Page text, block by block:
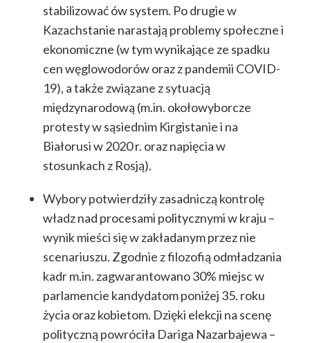
stabilizować ów system. Po drugie w
Kazachstanie narastają problemy społeczne i
ekonomiczne (w tym wynikające ze spadku
cen węglowodorów oraz z pandemii COVID-
19), a także związane z sytuacją
międzynarodową (m.in. okołowyborcze
protesty w sąsiednim Kirgistanie i na
Białorusi w 2020 r. oraz napięcia w
stosunkach z Rosją).
Wybory potwierdziły zasadniczą kontrolę
władz nad procesami politycznymi w kraju –
wynik mieści się w zakładanym przez nie
scenariuszu. Zgodnie z filozofią odmładzania
kadr m.in. zagwarantowano 30% miejsc w
parlamencie kandydatom poniżej 35. roku
życia oraz kobietom. Dzięki elekcji na scenę
polityczną powróciła Dariga Nazarbajewa –